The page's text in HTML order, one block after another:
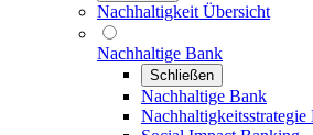
Nachhaltigkeit Übersicht
Nachhaltige Bank
Schließen
Nachhaltige Bank